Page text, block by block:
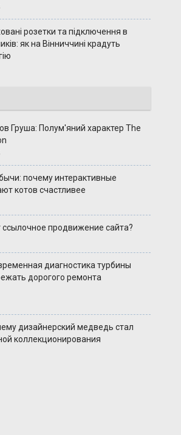
розетки та підключення в
як на Вінниччині крадуть
Груша: Полум'яний характер The
почему интерактивные
котов счастливее
ссылочное продвижение сайта?
диагностика турбины
дорогого ремонта
дизайнерский медведь стал
коллекционирования